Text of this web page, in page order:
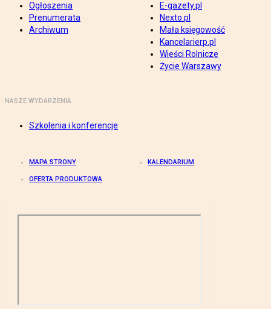
Ogłoszenia
Prenumerata
Archiwum
E-gazety.pl
Nexto.pl
Mała księgowość
Kancelarierp.pl
Wieści Rolnicze
Życie Warszawy
NASZE WYDARZENIA
Szkolenia i konferencje
MAPA STRONY KALENDARIUM
OFERTA PRODUKTOWA